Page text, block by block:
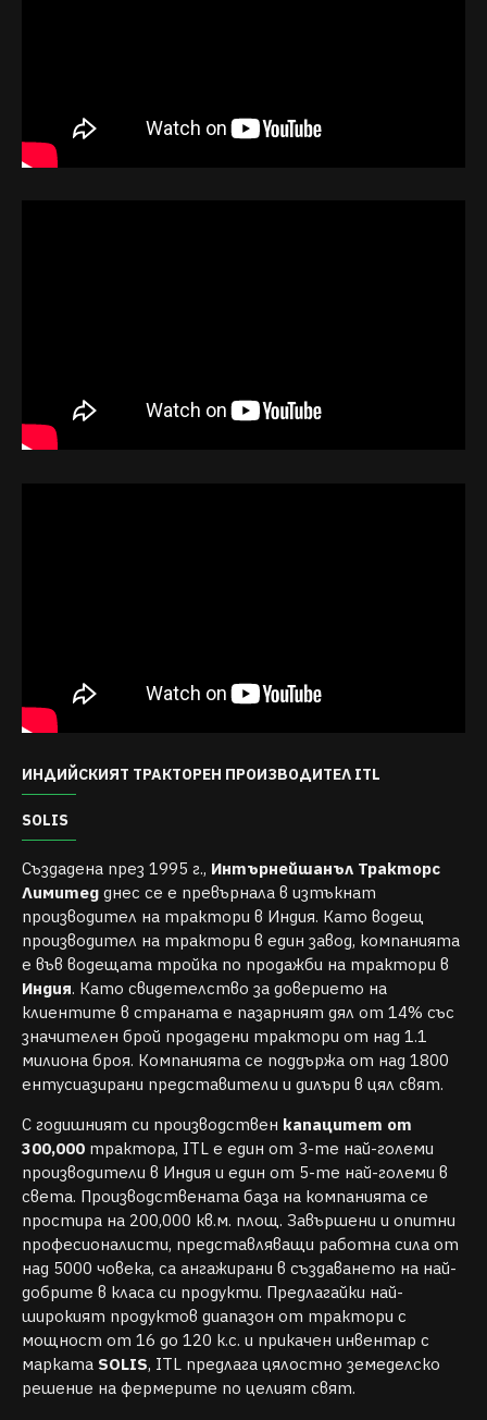
ИНДИЙСКИЯТ ТРАКТОРЕН ПРОИЗВОДИТЕЛ ITL
SOLIS
Създадена през 1995 г., Интърнейшанъл Тракторс
Лимитед днес се е превърнала в изтъкнат
производител на трактори в Индия. Като водещ
производител на трактори в един завод, компанията
е във водещата тройка по продажби на трактори в
Индия. Като свидетелство за доверието на
клиентите в страната е пазарният дял от 14% със
значителен брой продадени трактори от над 1.1
милиона броя. Компанията се поддържа от над 1800
ентусиазирани представители и дилъри в цял свят.
С годишният си производствен капацитет от
300,000 трактора, ITL е един от 3-те най-големи
производители в Индия и един от 5-те най-големи в
света. Производствената база на компанията се
простира на 200,000 кв.м. площ. Завършени и опитни
професионалисти, представляващи работна сила от
над 5000 човека, са ангажирани в създаването на най-
добрите в класа си продукти. Предлагайки най-
широкият продуктов диапазон от трактори с
мощност от 16 до 120 к.с. и прикачен инвентар с
марката SOLIS, ITL предлага цялостно земеделско
решение на фермерите по целият свят.